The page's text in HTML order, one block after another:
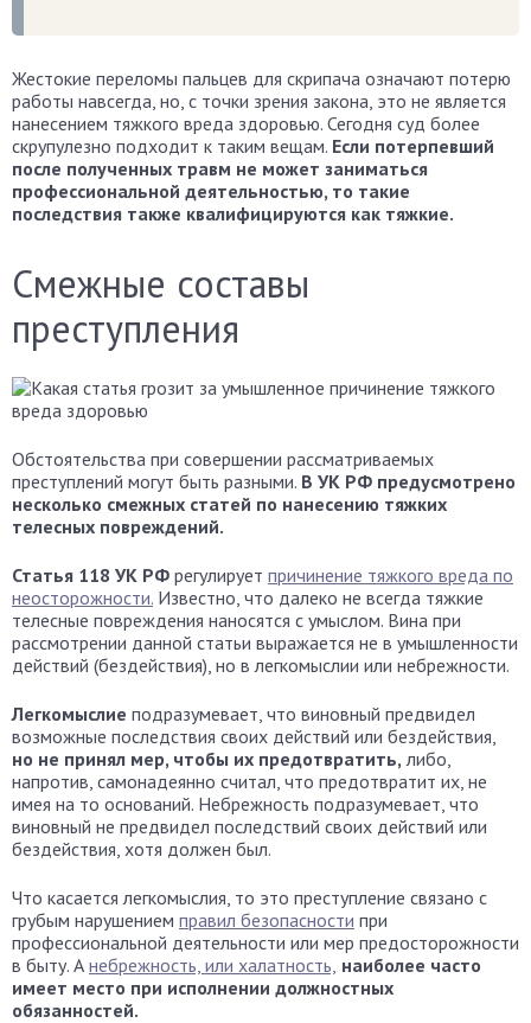
Жестокие переломы пальцев для скрипача означают потерю
работы навсегда, но, с точки зрения закона, это не является
нанесением тяжкого вреда здоровью. Сегодня суд более
скрупулезно подходит к таким вещам. Если потерпевший
после полученных травм не может заниматься
профессиональной деятельностью, то такие
последствия также квалифицируются как тяжкие.
Смежные составы
преступления
Обстоятельства при совершении рассматриваемых
преступлений могут быть разными. В УК РФ предусмотрено
несколько смежных статей по нанесению тяжких
телесных повреждений.
Статья 118 УК РФ регулирует причинение тяжкого вреда по
неосторожности. Известно, что далеко не всегда тяжкие
телесные повреждения наносятся с умыслом. Вина при
рассмотрении данной статьи выражается не в умышленности
действий (бездействия), но в легкомыслии или небрежности.
Легкомыслие подразумевает, что виновный предвидел
возможные последствия своих действий или бездействия,
но не принял мер, чтобы их предотвратить, либо,
напротив, самонадеянно считал, что предотвратит их, не
имея на то оснований. Небрежность подразумевает, что
виновный не предвидел последствий своих действий или
бездействия, хотя должен был.
Что касается легкомыслия, то это преступление связано с
грубым нарушением правил безопасности при
профессиональной деятельности или мер предосторожности
в быту. А небрежность, или халатность, наиболее часто
имеет место при исполнении должностных
обязанностей.